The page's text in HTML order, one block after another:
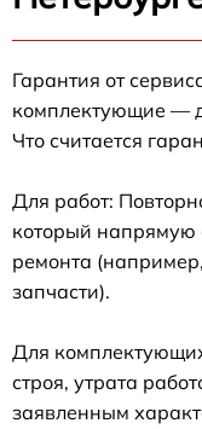
Гарантия от
комплектующие —
Что считается
Для работ:
который напрямую
ремонта
запчасти).
Для
строя, утрата
заявленным